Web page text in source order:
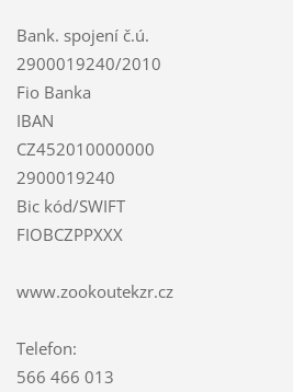
Bank. spojení č.ú.
2900019240/2010
Fio Banka
IBAN
CZ452010000000
2900019240
Bic kód/SWIFT
FIOBCZPPXXX
www.zookoutekzr.cz
Telefon:
566 466 013